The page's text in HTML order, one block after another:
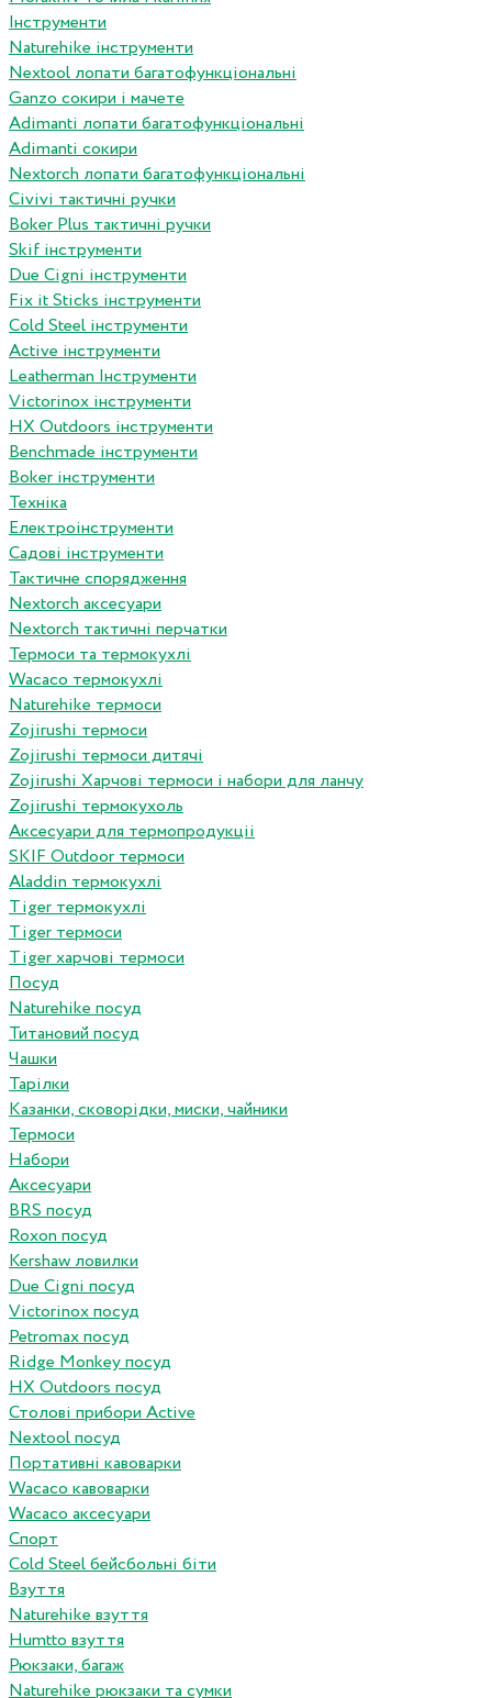
Інструменти
Naturehike інструменти
Nextool лопати багатофункціональні
Ganzo сокири і мачете
Adimanti лопати багатофункціональні
Adimanti сокири
Nextorch лопати багатофункціональні
Сivivi тактичні ручки
Boker Plus тактичні ручки
Skif інструменти
Due Cigni інструменти
Fix it Sticks інструменти
Сold Steel інструменти
Active інструменти
Leatherman Інструменти
Victorinox інструменти
HX Outdoors інструменти
Benchmade інструменти
Boker інструменти
Техніка
Електроінструменти
Садові інструменти
Тактичне спорядження
Nextorch аксесуари
Nextorch тактичні перчатки
Термоси та термокухлі
Wacaco термокухлі
Naturehike термоси
Zojirushi термоси
Zojirushi термоси дитячі
Zojirushi Харчові термоси і набори для ланчу
Zojirushi термокухоль
Аксесуари для термопродукціі
SKIF Outdoor термоси
Aladdin термокухлі
Tiger термокухлі
Tiger термоси
Tiger харчові термоси
Посуд
Naturehike посуд
Титановий посуд
Чашки
Тарілки
Казанки, сковорідки, миски, чайники
Термоси
Набори
Аксесуари
BRS посуд
Roxon посуд
Kershaw ловилки
Due Cigni посуд
Victorinox посуд
Petromax посуд
Ridge Monkey посуд
HX Outdoors посуд
Столові прибори Active
Nextool посуд
Портативні кавоварки
Wacaco кавоварки
Wacaco аксесуари
Спорт
Cold Steel бейсбольні біти
Взуття
Naturehike взуття
Humtto взуття
Рюкзаки, багаж
Naturehike рюкзаки та сумки